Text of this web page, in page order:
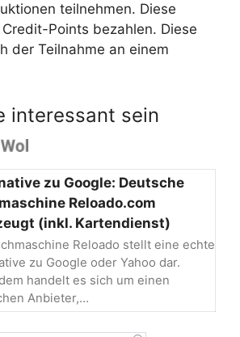
teilnehmen. Diese
Points bezahlen. Diese
der Teilnahme an einem
interessant sein
zu Google: Deutsche
Reloado.com
(inkl. Kartendienst)
Reloado stellt eine echte
zu Google oder Yahoo dar.
handelt es sich um einen
Anbieter,…